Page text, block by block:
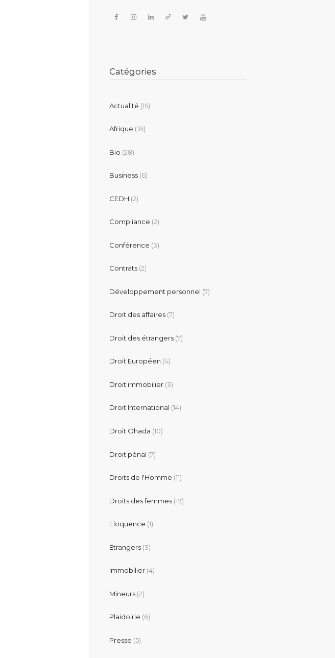
Catégories
Actualité (15)
Afrique (18)
Bio (28)
Business (6)
CEDH (2)
Compliance (2)
Conférence (3)
Contrats (2)
Développement personnel (7)
Droit des affaires (7)
Droit des étrangers (7)
Droit Européen (4)
Droit immobilier (3)
Droit International (14)
Droit Ohada (10)
Droit pénal (7)
Droits de l'Homme (11)
Droits des femmes (19)
Eloquence (1)
Etrangers (3)
Immobilier (4)
Mineurs (2)
Plaidoirie (6)
Presse (5)